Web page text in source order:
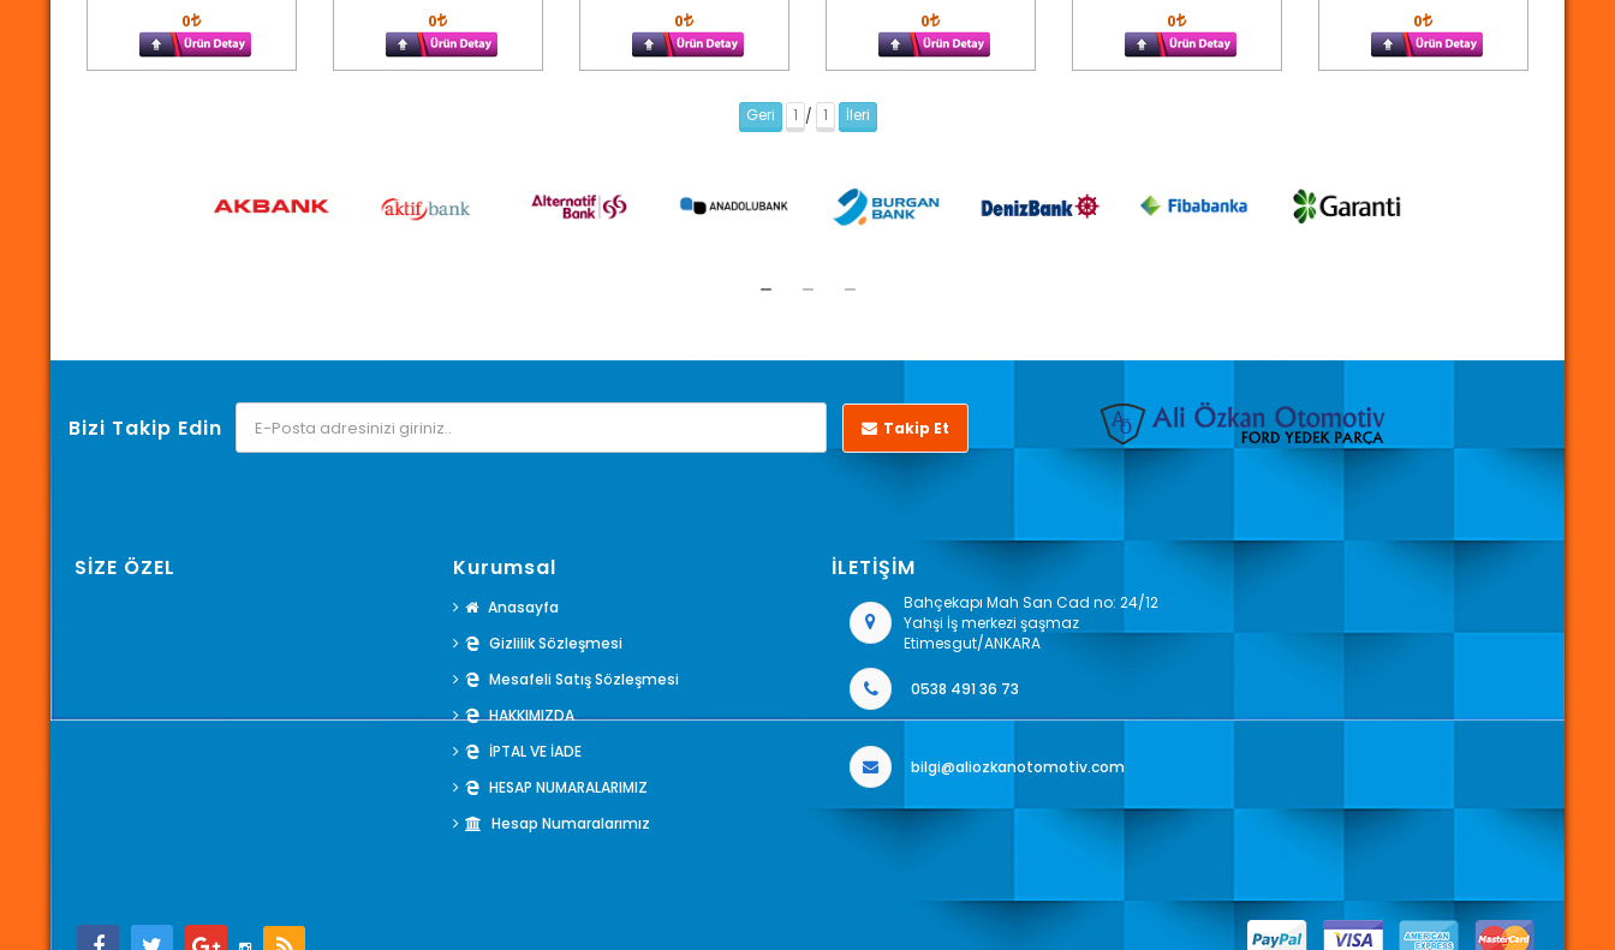
0 0 0 0 0 0
Geri 1 / 1 İleri
Bizi Takip Edin Takip Et
SİZE ÖZEL Kurumsal
Anasayfa
Gizlilik Sözleşmesi
Mesafeli Satış Sözleşmesi
HAKKIMIZDA
İPTAL VE İADE
HESAP NUMARALARIMIZ
Hesap Numaralarımız
İLETİŞİM
Bahçekapı Mah San Cad no: 24/12
Yahşi İş merkezi şaşmaz
Etimesgut/ANKARA
0538 491 36 73
bilgi@aliozkanotomotiv.com